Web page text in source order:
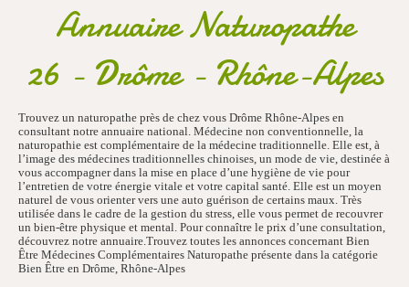
Annuaire Naturopathe
26 - Drôme - Rhône-Alpes
Trouvez un naturopathe près de chez vous Drôme Rhône-Alpes en
consultant notre annuaire national. Médecine non conventionnelle, la
naturopathie est complémentaire de la médecine traditionnelle. Elle est, à
l’image des médecines traditionnelles chinoises, un mode de vie, destinée à
vous accompagner dans la mise en place d’une hygiène de vie pour
l’entretien de votre énergie vitale et votre capital santé. Elle est un moyen
naturel de vous orienter vers une auto guérison de certains maux. Très
utilisée dans le cadre de la gestion du stress, elle vous permet de recouvrer
un bien-être physique et mental. Pour connaître le prix d’une consultation,
découvrez notre annuaire.Trouvez toutes les annonces concernant Bien
Être Médecines Complémentaires Naturopathe présente dans la catégorie
Bien Être en Drôme, Rhône-Alpes